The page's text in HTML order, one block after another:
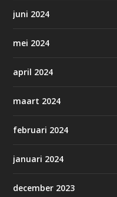
juni 2024
mei 2024
april 2024
maart 2024
februari 2024
januari 2024
december 2023